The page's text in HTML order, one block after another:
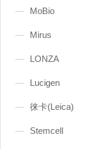
MoBio
Mirus
LONZA
Lucigen
徕卡(Leica)
Stemcell